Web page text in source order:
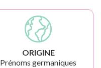
ORIGINE
Prénoms germaniques